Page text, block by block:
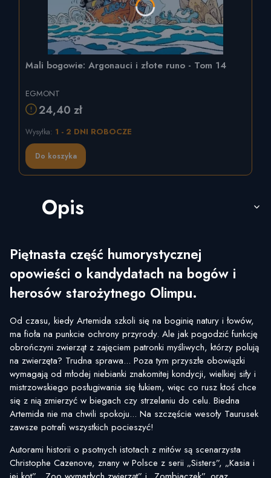
Mali bogowie: Argonauci i złote runo - Tom 14
EGMONT
24,40 zł
Do koszyka
Wysyłka: 1 - 2 DNI ROBOCZE
Opis
Piętnasta część humorystycznej
opowieści o kandydatach na bogów i
herosów starożytnego Olimpu.
Od czasu, kiedy Artemida szkoli się na boginię natury i łowów,
ma fioła na punkcie ochrony przyrody. Ale jak pogodzić funkcję
obrończyni zwierząt z zajęciem patronki myśliwych, którzy polują
na zwierzęta? Trudna sprawa... Poza tym przyszłe obowiązki
wymagają od młodej niebianki znakomitej kondycji, wielkiej siły i
mistrzowskiego posługiwania się łukiem, więc co rusz ktoś chce
się z nią zmierzyć w biegach czy strzelaniu do celu. Biedna
Artemida nie ma chwili spokoju... Na szczęście wesoły Taurusek
zawsze potrafi wszystkich pocieszyć!
Autorami historii o psotnych istotach z mitów są scenarzysta
Christophe Cazenove, znany w Polsce z serii „Sisters”, „Kasia i